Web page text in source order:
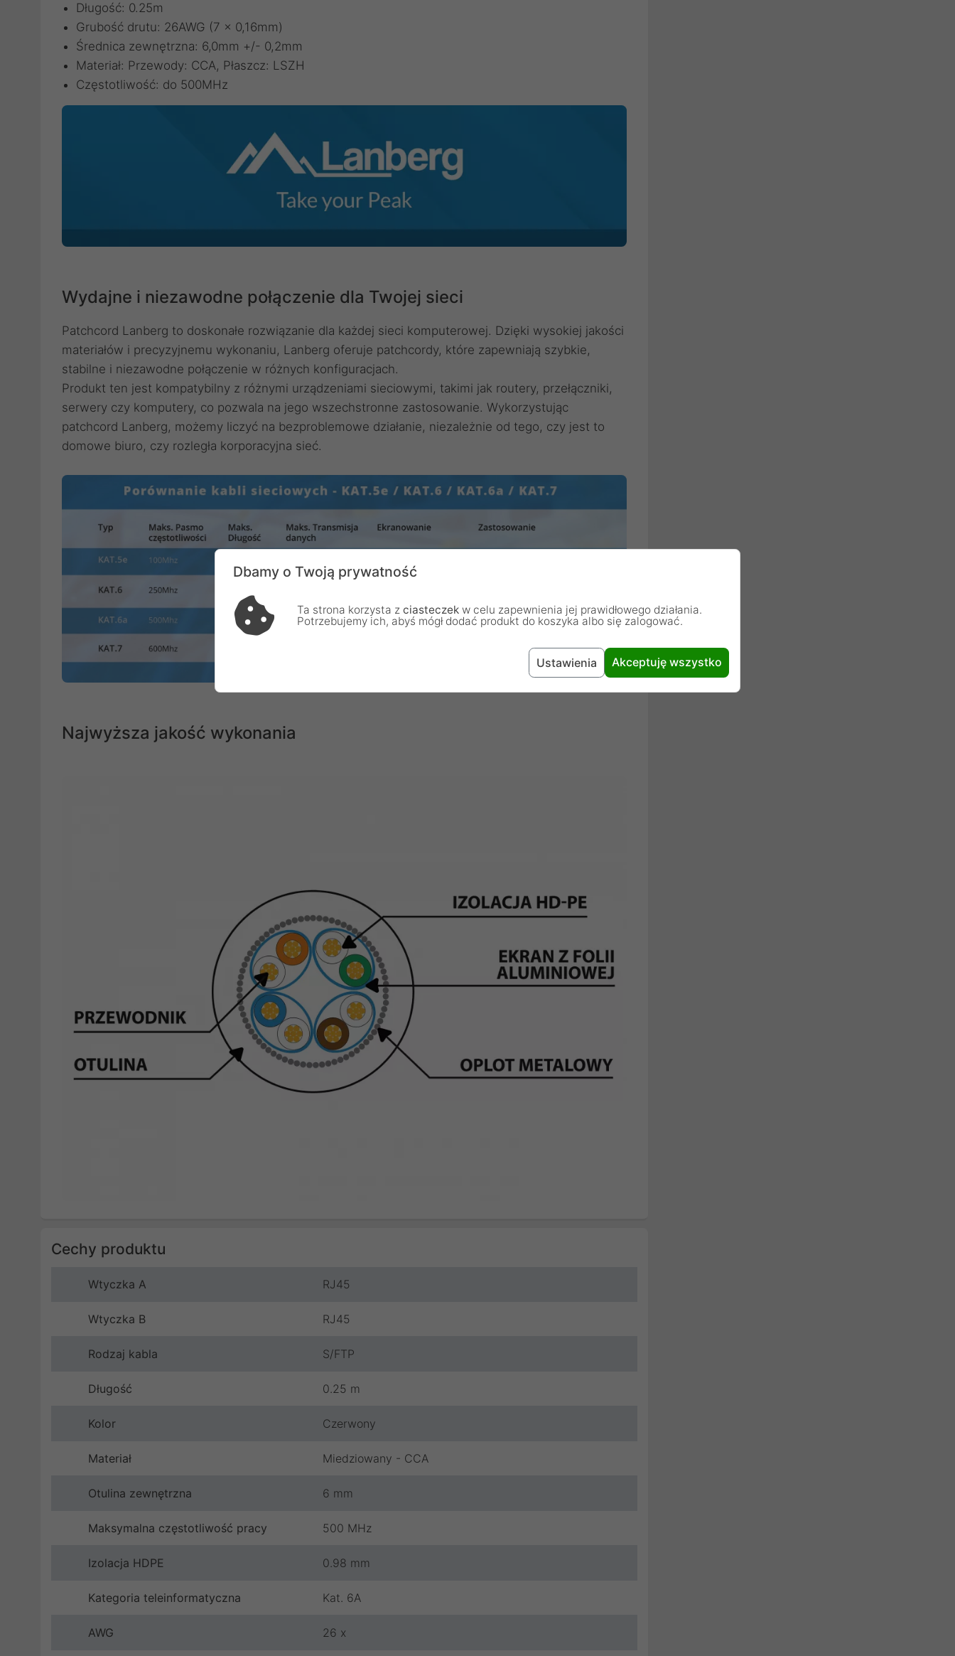
Długość: 0.25m
Grubość drutu: 26AWG (7 x 0,16mm)
Średnica zewnętrzna: 6,0mm +/- 0,2mm
Materiał: Przewody: CCA, Płaszcz: LSZH
Częstotliwość: do 500MHz
Wydajne i niezawodne połączenie dla Twojej sieci
Patchcord Lanberg to doskonałe rozwiązanie dla każdej sieci komputerowej. Dzięki wysokiej jakości
materiałów i precyzyjnemu wykonaniu, Lanberg oferuje patchcordy, które zapewniają szybkie,
stabilne i niezawodne połączenie w różnych konfiguracjach.
Produkt ten jest kompatybilny z różnymi urządzeniami sieciowymi, takimi jak routery, przełączniki,
serwery czy komputery, co pozwala na jego wszechstronne zastosowanie. Wykorzystując
patchcord Lanberg, możemy liczyć na bezproblemowe działanie, niezależnie od tego, czy jest to
domowe biuro, czy rozległa korporacyjna sieć.
Najwyższa jakość wykonania
Cechy produktu
Wtyczka A RJ45
Wtyczka B RJ45
Rodzaj kabla S/FTP
Długość 0.25 m
Kolor Czerwony
Materiał Miedziowany - CCA
Otulina zewnętrzna 6 mm
Maksymalna częstotliwość pracy 500 MHz
Izolacja HDPE 0.98 mm
Kategoria teleinformatyczna Kat. 6A
AWG 26 x
Dbamy o Twoją prywatność
Ta strona korzysta z ciasteczek w celu zapewnienia jej prawidłowego działania.
Potrzebujemy ich, abyś mógł dodać produkt do koszyka albo się zalogować.
Ustawienia Akceptuję wszystko